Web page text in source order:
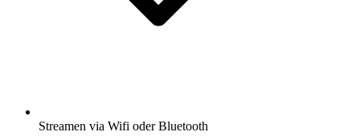
Streamen via Wifi oder Bluetooth